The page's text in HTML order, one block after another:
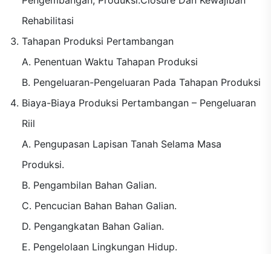
Rehabilitasi
Tahapan Produksi Pertambangan
A. Penentuan Waktu Tahapan Produksi
B. Pengeluaran-Pengeluaran Pada Tahapan Produksi
Biaya-Biaya Produksi Pertambangan – Pengeluaran
Riil
A. Pengupasan Lapisan Tanah Selama Masa
Produksi.
B. Pengambilan Bahan Galian.
C. Pencucian Bahan Bahan Galian.
D. Pengangkatan Bahan Galian.
E. Pengelolaan Lingkungan Hidup.